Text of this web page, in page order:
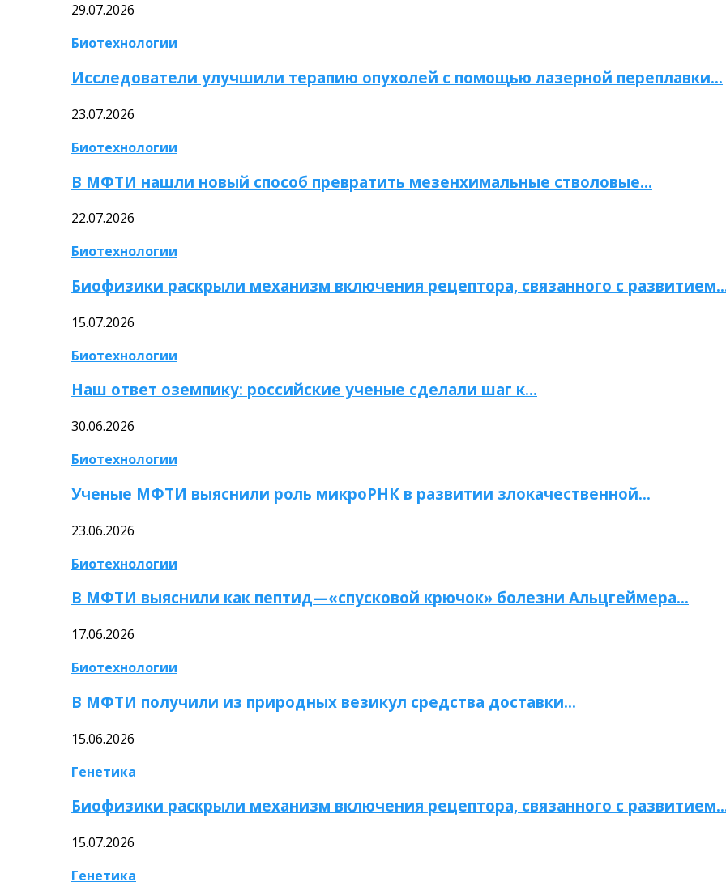
29.07.2026
Биотехнологии
Исследователи улучшили терапию опухолей с помощью лазерной переплавки…
23.07.2026
Биотехнологии
В МФТИ нашли новый способ превратить мезенхимальные стволовые…
22.07.2026
Биотехнологии
Биофизики раскрыли механизм включения рецептора, связанного с
15.07.2026
Биотехнологии
Наш ответ оземпику: российские ученые сделали шаг к…
30.06.2026
Биотехнологии
Ученые МФТИ выяснили роль микроРНК в развитии злокачественной…
23.06.2026
Биотехнологии
В МФТИ выяснили как пептид—«спусковой крючок» болезни Альцгеймера…
17.06.2026
Биотехнологии
В МФТИ получили из природных везикул средства доставки…
15.06.2026
Генетика
Биофизики раскрыли механизм включения рецептора, связанного с
15.07.2026
Генетика